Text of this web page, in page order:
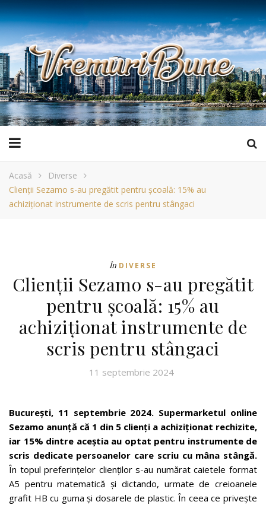
Acasă
Diverse
Clienții Sezamo s-au pregătit pentru școală: 15% au
achiziționat instrumente de scris pentru stângaci
În DIVERSE
Clienții Sezamo s-au pregătit
pentru școală: 15% au
achiziționat instrumente de
scris pentru stângaci
11 septembrie 2024
București, 11 septembrie 2024. Supermarketul online
Sezamo anunță că 1 din 5 clienți a achiziționat rechizite,
iar 15% dintre aceștia au optat pentru instrumente de
scris dedicate persoanelor care scriu cu mâna stângă.
În topul preferințelor clienților s-au numărat caietele format
A5 pentru matematică și dictando, urmate de creioanele
grafit HB cu guma și dosarele de plastic. În ceea ce privește